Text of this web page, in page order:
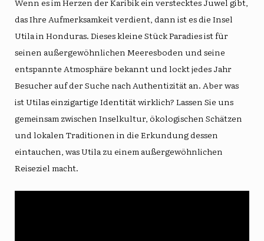
Wenn es im Herzen der Karibik ein verstecktes Juwel gibt,
das Ihre Aufmerksamkeit verdient, dann ist es die Insel
Utila in Honduras. Dieses kleine Stück Paradies ist für
seinen außergewöhnlichen Meeresboden und seine
entspannte Atmosphäre bekannt und lockt jedes Jahr
Besucher auf der Suche nach Authentizität an. Aber was
ist Utilas einzigartige Identität wirklich? Lassen Sie uns
gemeinsam zwischen Inselkultur, ökologischen Schätzen
und lokalen Traditionen in die Erkundung dessen
eintauchen, was Utila zu einem außergewöhnlichen
Reiseziel macht.